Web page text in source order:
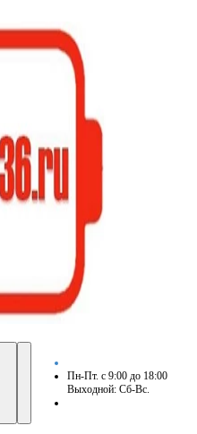
Пн-Пт. с 9:00 до 18:00
Выходной: Сб-Вс.